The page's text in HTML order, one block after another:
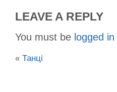
LEAVE A REPLY
You must be logged in
« Танцi